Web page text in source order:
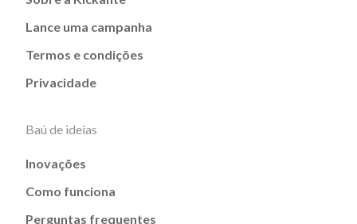
Lance uma campanha
Termos e condições
Privacidade
Baú de ideias
Inovações
Como funciona
Perguntas frequentes